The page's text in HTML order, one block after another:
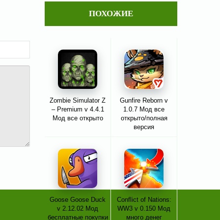
ПОХОЖИЕ
Zombie Simulator Z
– Premium v 4.4.1
Мод все открыто
Gunfire Reborn v
1.0.7 Мод все
открыто/полная
версия
Goose Goose Duck
v 2.12.02 Мод
бесплатные покупки
Conflict of Nations:
WW3 v 0.150 Мод
много денег